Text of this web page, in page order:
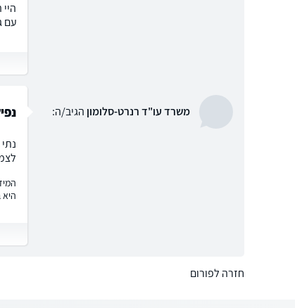
עם
משרד עו"ד רנרט-סלומון הגיב/ה:
חזרה לפורום